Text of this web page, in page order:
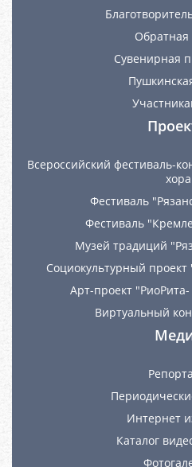
Обратная
Сувенирная
Всероссийский фестиваль-
хора
Фестиваль
Фестиваль
Музей традиций
Социокультурный
Арт-проект
Виртуальный
Интернет
Каталог